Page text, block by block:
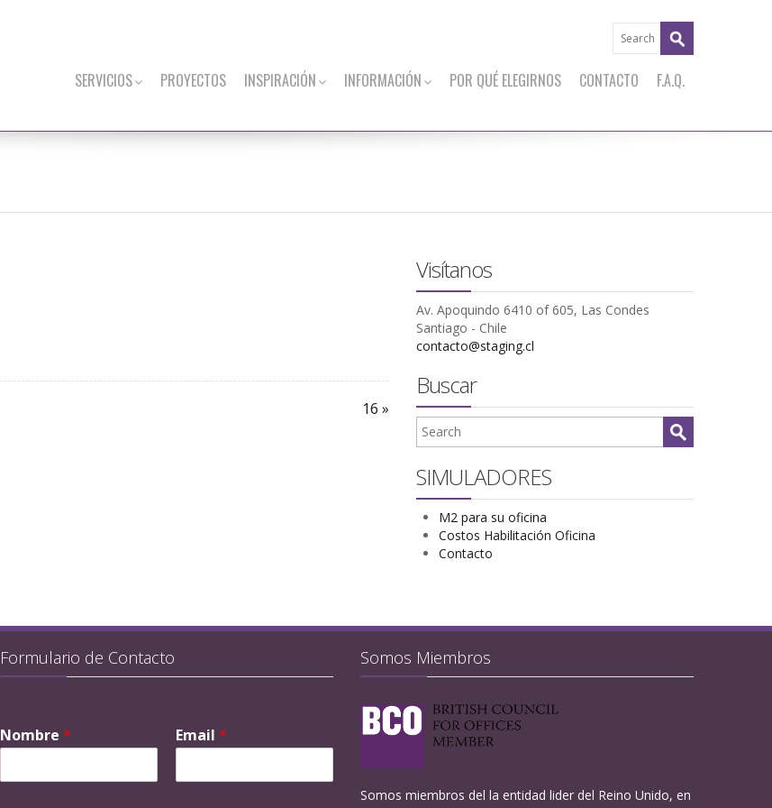
SERVICIOS PROYECTOS INSPIRACIÓN INFORMACIÓN POR QUÉ ELEGIRNOS CONTACTO F.A.Q.
16 »
Visítanos
Av. Apoquindo 6410 of 605, Las Condes
Santiago - Chile
contacto@staging.cl
Buscar
SIMULADORES
M2 para su oficina
Costos Habilitación Oficina
Contacto
Formulario de Contacto
Nombre * Email *
Somos Miembros
Somos miembros del la entidad lider del Reino Unido, en